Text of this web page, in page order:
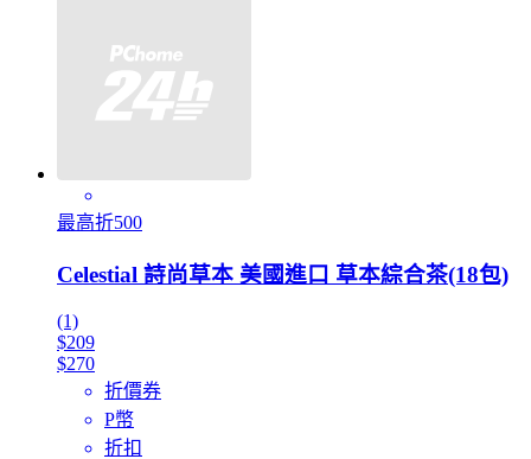
最高折500
Celestial 詩尚草本 美國進口 草本綜合茶(18包)
(1)
$209
$270
折價券
P幣
折扣